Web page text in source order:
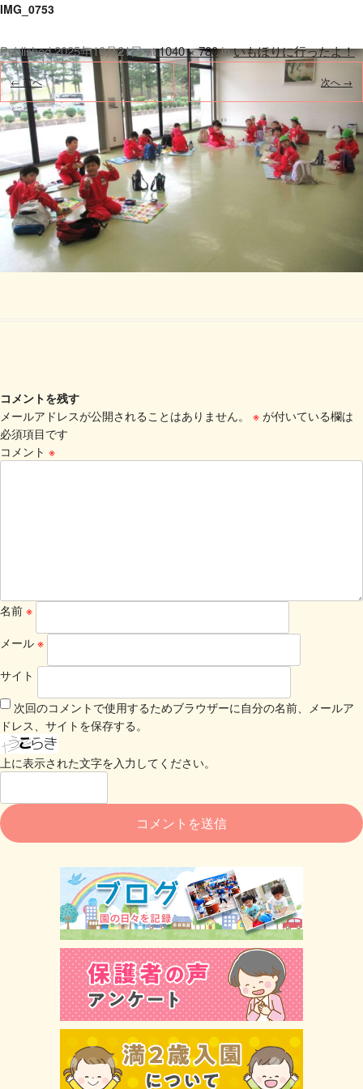
IMG_0753
Published2025年10月21日at1040 × 780inいもほりに行ったよ！.
← 前へ 次へ →
コメントを残す
メールアドレスが公開されることはありません。
※ が付いている欄は
必須項目です
コメント ※
名前 ※
メール ※
サイト
次回のコメントで使用するためブラウザーに自分の名前、メールア
ドレス、サイトを保存する。
上に表示された文字を入力してください。